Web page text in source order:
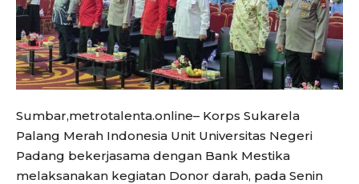
Sumbar,metrotalenta.online– Korps Sukarela
Palang Merah Indonesia Unit Universitas Negeri
Padang bekerjasama dengan Bank Mestika
melaksanakan kegiatan Donor darah, pada Senin